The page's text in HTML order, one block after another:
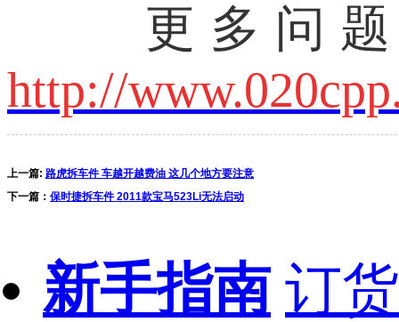
更多问题
http://
上一篇: 路虎拆车件 车越开越费油 这几个地方要注意
下一篇： 保时捷拆车件 2011款宝马523Li无法启动
新手指南 订